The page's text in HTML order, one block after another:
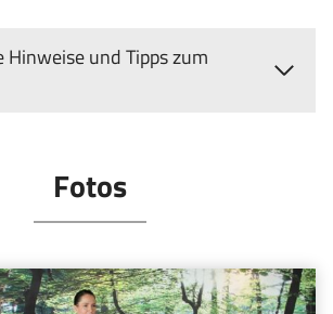
Hinweise und Tipps zum
Fotos